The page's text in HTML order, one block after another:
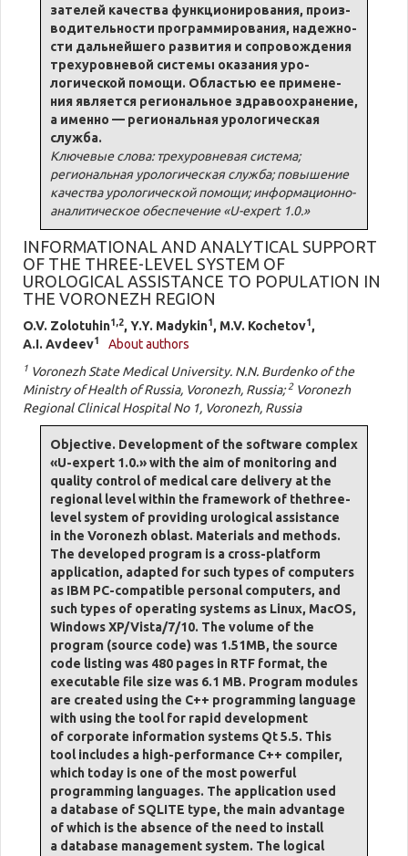
за­телей ка­че­ства функ­ци­о­ни­ро­ва­ния, произ­
во­ди­тель­но­сти про­грам­миро­ва­ния, на­деж­но­
сти даль­ней­ше­го раз­ви­тия и со­про­во­жде­ния
трехуров­невой си­сте­мы ока­за­ния уро­
логической по­мо­щи. Обла­стью ее при­мене­
ния яв­ляет­ся регио­нальное здра­во­охра­не­ние,
а имен­но — регио­нальная уро­ло­ги­че­ская
служ­ба.
Ключевые слова: трехуровневая система;
региональная урологическая служба; повышение
качества урологической помощи; информационно-
аналитическое обеспечение «U-expert 1.0.»
INFORMATIONAL AND ANALYTICAL SUPPORT
OF THE THREE-LEVEL SYSTEM OF
UROLOGICAL ASSISTANCE TO POPULATION IN
THE VORONEZH REGION
O.V. Zolotuhin1,2, Y.Y. Madykin1, M.V. Kochetov1,
A.I. Avdeev1 About authors
1 Voronezh State Medical University. N.N. Burdenko of the
Ministry of Health of Russia, Voronezh, Russia;2Voronezh
Regional Clinical Hospital No 1, Voronezh, Russia
Objective. Development of the software complex
«U-expert 1.0.» with the aim of monitoring and
quality control of medical care delivery at the
regional level within the framework of thethree-
level system of providing urological assistance
in the Voronezh oblast. Materials and methods.
The developed program is a cross-platform
application, adapted for such types of computers
as IBM PC-compatible personal computers, and
such types of operating systems as Linux, MacOS,
Windows XP/Vista/7/10. The volume of the
program (source code) was 1.51MB, the source
code listing was 480 pages in RTF format, the
executable file size was 6.1 MB. Program modules
are created using the C++ programming language
with using the tool for rapid development
of corporate information systems Qt 5.5. This
tool includes a high-performance C++ compiler,
which today is one of the most powerful
programming languages. The application used
a database of SQLITE type, the main advantage
of which is the absence of the need to install
a database management system. The logical